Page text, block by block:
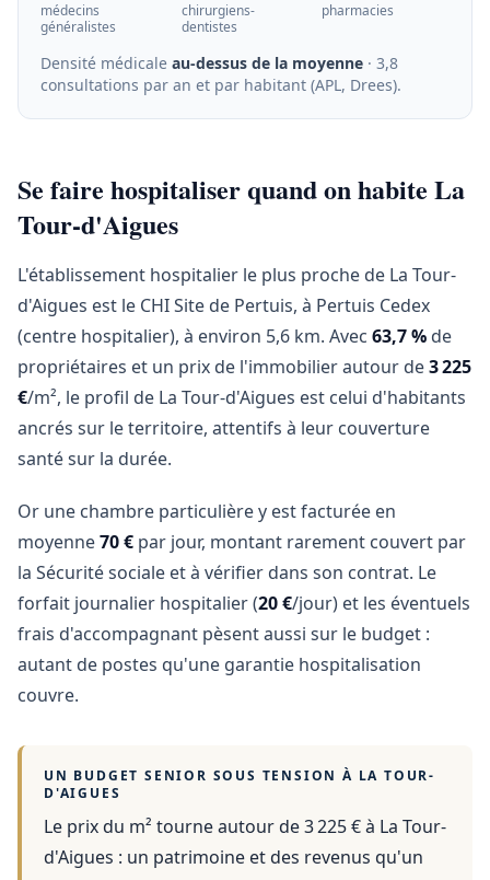
médecins
généralistes
chirurgiens-
dentistes
pharmacies
Densité médicale au-dessus de la moyenne · 3,8
consultations par an et par habitant (APL, Drees).
Se faire hospitaliser quand on habite La
Tour-d'Aigues
L'établissement hospitalier le plus proche de La Tour-
d'Aigues est le CHI Site de Pertuis, à Pertuis Cedex
(centre hospitalier), à environ 5,6 km. Avec 63,7 % de
propriétaires et un prix de l'immobilier autour de3 225
€/m², le profil de La Tour-d'Aigues est celui d'habitants
ancrés sur le territoire, attentifs à leur couverture
santé sur la durée.
Or une chambre particulière y est facturée en
moyenne70 € par jour, montant rarement couvert par
la Sécurité sociale et à vérifier dans son contrat. Le
forfait journalier hospitalier (20 €/jour) et les éventuels
frais d'accompagnant pèsent aussi sur le budget :
autant de postes qu'une garantie hospitalisation
couvre.
UN BUDGET SENIOR SOUS TENSION À LA TOUR-
D'AIGUES
Le prix du m² tourne autour de 3 225 €à La Tour-
d'Aigues : un patrimoine et des revenus qu'un